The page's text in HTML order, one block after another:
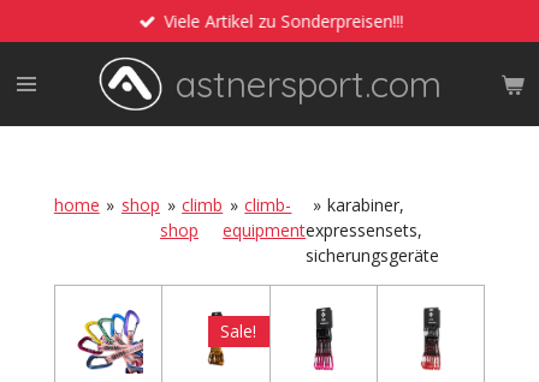
Hauptinhalt
springen
astnersport.com
Viele Artikel zu Sonderpreisen!!!
home » shop » climb
shop
» climb-
equipment
» karabiner,
expressensets,
sicherungsgeräte
Sale!